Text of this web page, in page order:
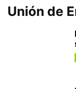
Unión de